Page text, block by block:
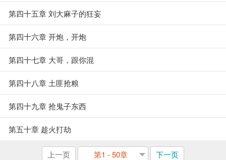
第四十五章 刘大麻子的狂妄
第四十六章 开炮，开炮
第四十七章 大哥，跟你混
第四十八章 土匪抢粮
第四十九章 抢鬼子东西
第五十章 趁火打劫
上一页 第1 - 50章 下一页